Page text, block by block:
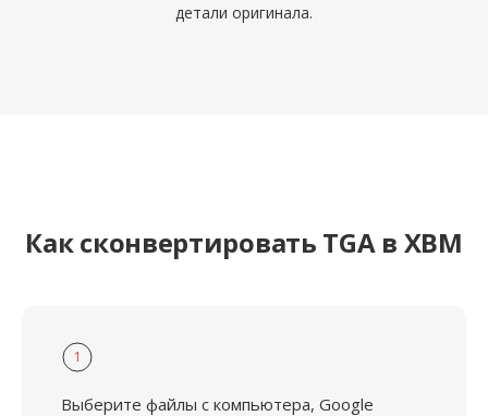
детали оригинала.
Как сконвертировать TGA в XBM
1
Выберите файлы с компьютера, Google